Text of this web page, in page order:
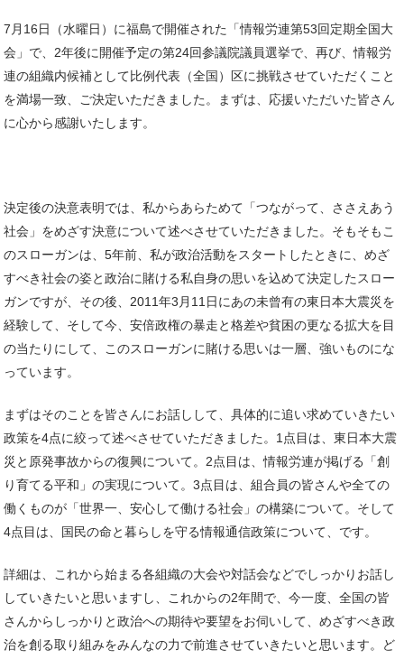
7月16日（水曜日）に福島で開催された「情報労連第53回定期全国大
会」で、2年後に開催予定の第24回参議院議員選挙で、再び、情報労
連の組織内候補として比例代表（全国）区に挑戦させていただくこと
を満場一致、ご決定いただきました。まずは、応援いただいた皆さん
に心から感謝いたします。
決定後の決意表明では、私からあらためて「つながって、ささえあう
社会」をめざす決意について述べさせていただきました。そもそもこ
のスローガンは、5年前、私が政治活動をスタートしたときに、めざ
すべき社会の姿と政治に賭ける私自身の思いを込めて決定したスロー
ガンですが、その後、2011年3月11日にあの未曾有の東日本大震災を
経験して、そして今、安倍政権の暴走と格差や貧困の更なる拡大を目
の当たりにして、このスローガンに賭ける思いは一層、強いものにな
っています。
まずはそのことを皆さんにお話しして、具体的に追い求めていきたい
政策を4点に絞って述べさせていただきました。1点目は、東日本大震
災と原発事故からの復興について。2点目は、情報労連が掲げる「創
り育てる平和」の実現について。3点目は、組合員の皆さんや全ての
働くものが「世界一、安心して働ける社会」の構築について。そして
4点目は、国民の命と暮らしを守る情報通信政策について、です。
詳細は、これから始まる各組織の大会や対話会などでしっかりお話し
していきたいと思いますし、これからの2年間で、今一度、全国の皆
さんからしっかりと政治への期待や要望をお伺いして、めざすべき政
治を創る取り組みをみんなの力で前進させていきたいと思います。ど